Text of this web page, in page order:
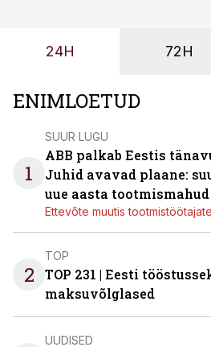
24H 72H
ENIMLOETUD
1
SUUR LUGU
ABB palkab Eestis
Juhid avavad plaane:
uue aasta
Ettevõte muutis
2
TOP
TOP 231 | Eesti
maksuvõlglased
UUDISED